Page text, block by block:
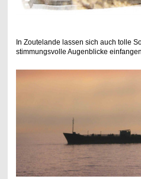
In Zoutelande lassen sich auch tolle
stimmungsvolle Augenblicke